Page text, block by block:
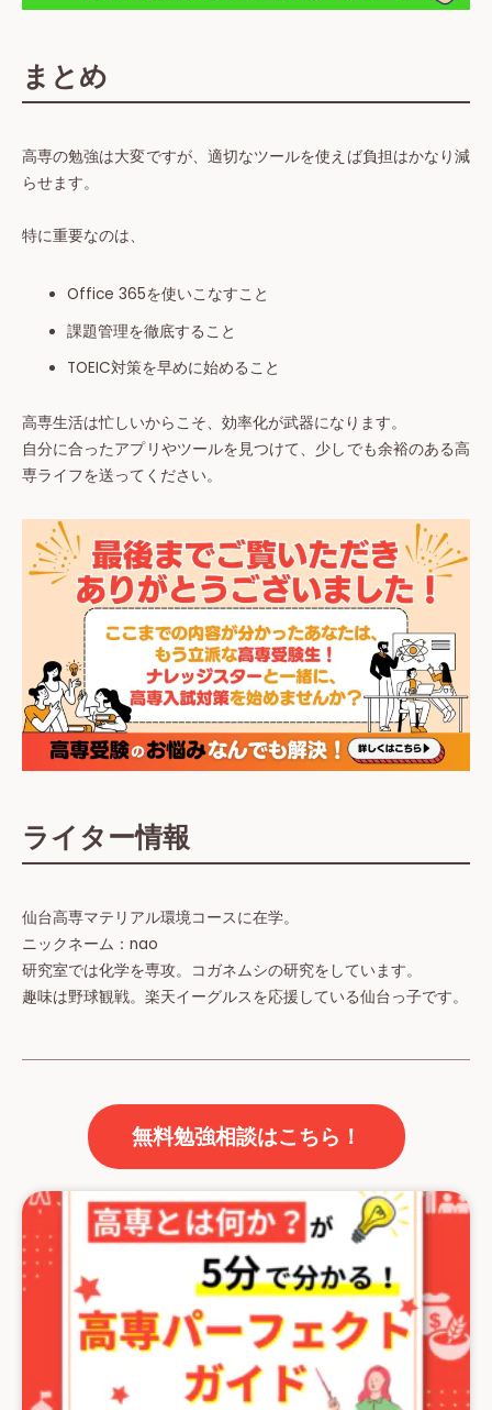
まとめ
高専の勉強は大変ですが、適切なツールを使えば負担はかなり減
らせます。
特に重要なのは、
Office 365を使いこなすこと
課題管理を徹底すること
TOEIC対策を早めに始めること
高専生活は忙しいからこそ、効率化が武器になります。
自分に合ったアプリやツールを見つけて、少しでも余裕のある高
専ライフを送ってください。
ライター情報
仙台高専マテリアル環境コースに在学。
ニックネーム：nao
研究室では化学を専攻。コガネムシの研究をしています。
趣味は野球観戦。楽天イーグルスを応援している仙台っ子です。
無料勉強相談はこちら！